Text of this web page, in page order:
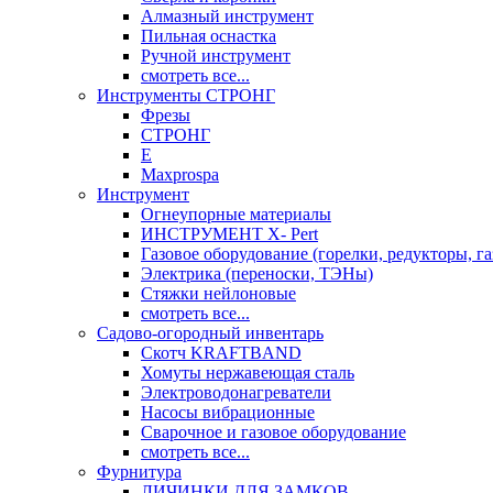
Алмазный инструмент
Пильная оснастка
Ручной инструмент
смотреть все...
Инструменты СТРОНГ
Фрезы
СТРОНГ
Е
Maxprospa
Инструмент
Огнеупорные материалы
ИНСТРУМЕНТ X- Pert
Газовое оборудование (горелки, редукторы,
Электрика (переноски, ТЭНы)
Стяжки нейлоновые
смотреть все...
Садово-огородный инвентарь
Скотч KRAFTBAND
Хомуты нержавеющая сталь
Электроводонагреватели
Насосы вибрационные
Сварочное и газовое оборудование
смотреть все...
Фурнитура